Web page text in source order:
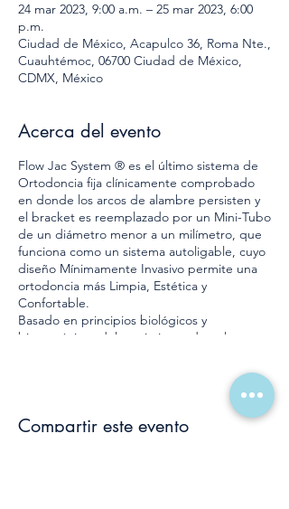
24 mar 2023, 9:00 a.m. – 25 mar 2023, 6:00
p.m.
Ciudad de México, Acapulco 36, Roma Nte.,
Cuauhtémoc, 06700 Ciudad de México,
CDMX, México
Acerca del evento
Flow Jac System ® es el último sistema de
Ortodoncia fija clínicamente comprobado
en donde los arcos de alambre persisten y
el bracket es reemplazado por un Mini-Tubo
de un diámetro menor a un milímetro, que
funciona como un sistema autoligable, cuyo
diseño Mínimamente Invasivo permite una
ortodoncia más Limpia, Estética y
Confortable.
Basado en principios biológicos y
biomecánicos del movimiento dental con
para el tejido óseo, garantiza al paciente
altos estándares de confort mientras se
corrige la posición de los dientes durante el
tratamiento.
Compartir este evento